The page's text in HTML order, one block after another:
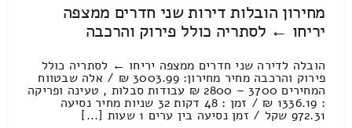
מחירון הובלות דירות שני חדרים ממצפה
יריחו ← לסתריה כולל פירוק והרכבה
הובלה לדירה שני חדרים ממצפה יריחו ← לסתריה כולל
פירוק והרכבה מחיר מחירון: 3003.99 ₪ / אלה שבטווח
המחירים 3700 – 2800 ₪ עבודות סבלות , טעינה ופריקה
: 1336.19 ₪ / זמן : 48 דקות 32 שניות מחיר נסיעה
972.31 שקל / זמן נסיעה בין ערים 1 שעות [...]